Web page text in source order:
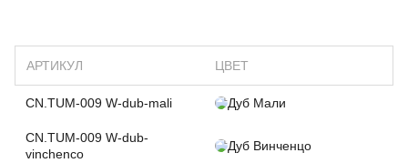
АРТИКУЛ ЦВЕТ
CN.TUM-009 W-dub-mali Дуб Мали
CN.TUM-009 W-dub-
vinchenco
Дуб Винченцо